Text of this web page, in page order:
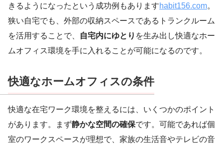
きるようになったという成功例もありますhabit156.com。
狭い自宅でも、外部の収納スペースであるトランクルーム
を活用することで、
自宅内にゆとり を生み出し快適なホー
ムオフィス環境を手に入れることが可能になるのです。
快適なホームオフィスの条件
快適な在宅ワーク環境を整えるには、いくつかのポイント
があります。まず静かな空間の確保です。可能であれば個
室のワークスペースが理想で、家族の生活音やテレビの音